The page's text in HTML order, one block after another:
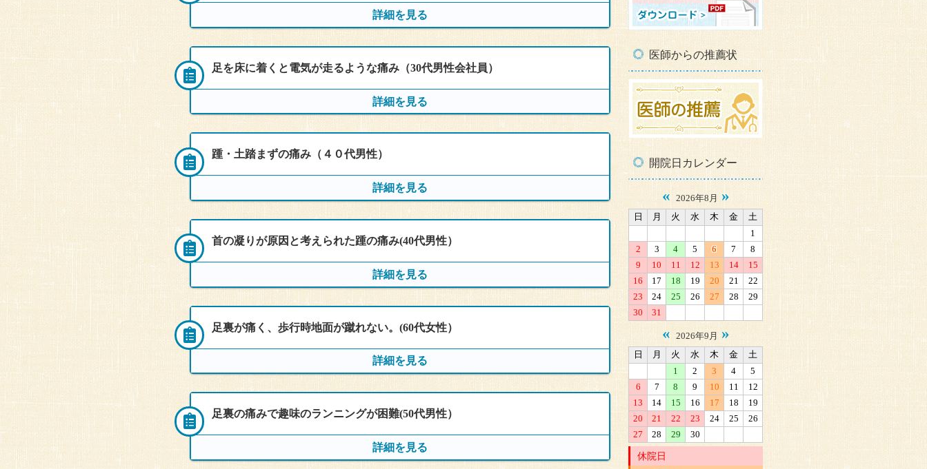
６回
症状
１ヶ月前より、ランニングをはじめたところ、右足の甲が痛くなり、それをかばうよう
に、トレーニングしていたところ、今度は左足裏に痛みを感じ始めた。
左足裏の痛みは、指の下一面にあり痺れを伴う。
朝起きて地面に付けられないほど、痛い時もあれば、歩いて少し痛みを感じる程度な
ど、日によって、具合が異なる。
2023年8月〜 約2週間
週2回 3回
1ヶ月前から、ランニング中に少しずつアキレス腱あたりに痛みを感じるようになっ
た。走りはじめは、気にならないが１ｋｍくらい走ると、徐々に痛みを感じるようにな
詳細を見る
50代女性 2023年７月〜約２週間
頻度
５回
症状
足を床に着くと電気が走るような痛み（30代男性会社員）
詳細を見る
来院者
30代男性 2023年6月〜 約1ヶ月間
頻度
週2回
通院回数
6回
症状
踵・土踏まずの痛み（４０代男性）
詳細を見る
来院者
40代男性 2023年８月〜1ヶ月
頻度 通院回数
７回
症状
首の凝りが原因と考えられた踵の痛み(40代男性）
詳細を見る
来院者
40代男性 2023年7月
頻度
週2回
通院回数
3回
足裏が痛く、歩行時地面が蹴れない。(60代女性）
詳細を見る
来院者
2020年１月〜2021年１月
足裏の痛みで趣味のランニングが困難(50代男性）
詳細を見る
医師からの推薦状
開院日カレンダー
« 2026年8月 »
日 月 火 水 木 金
土
1
2
3 4 5 6 7
8
9
10 11 12 13 14
15
16
17 18 19 20 21
22
23
24 25 26 27 28
29
30
31
« 2026年9月 »
日 月 火 水 木 金
土
1
2 3 4
5
6
7 8 9 10 11
12
13
14 15 16 17 18
19
20
21 22 23 24 25
26
27
28 29 30
休院日